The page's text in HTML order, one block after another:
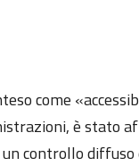
come
è stato
controllo